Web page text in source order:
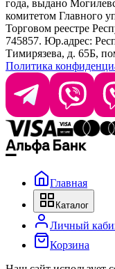
Офис: г. Минск,
Склад: г. Минск,
Время работы:
года, выдано
комитетом Главного
Торговом реестре
745857. Юр.адрес:
Тимирязева, д. 65Б,
Политика
Главная
Каталог
Личный
Корзина